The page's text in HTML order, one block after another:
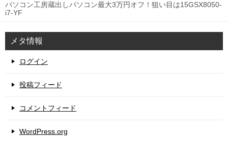
パソコン工房蔵出しパソコン最大3万円オフ！狙い目は15GSX8050-
i7-YF
メタ情報
ログイン
投稿フィード
コメントフィード
WordPress.org